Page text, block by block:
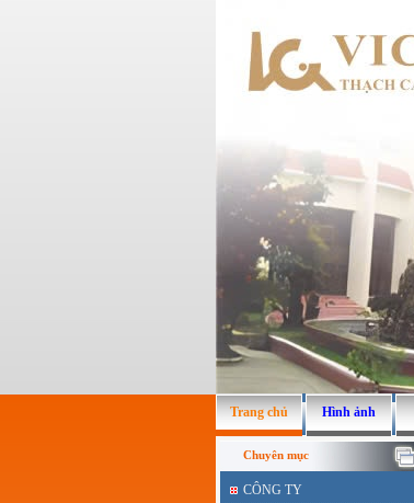
Trang chủ Hình ảnh
Chuyên mục
CÔNG TY